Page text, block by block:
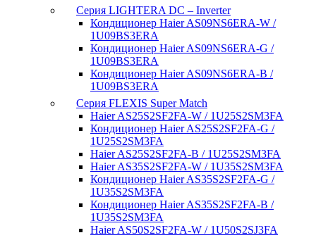
Серия LIGHTERA DC – Inverter
Кондиционер Haier AS09NS6ERA-W /
1U09BS3ERA
Кондиционер Haier AS09NS6ERA-G /
1U09BS3ERA
Кондиционер Haier AS09NS6ERA-B /
1U09BS3ERA
Серия FLEXIS Super Match
Haier AS25S2SF2FA-W / 1U25S2SM3FA
Кондиционер Haier AS25S2SF2FA-G /
1U25S2SM3FA
Haier AS25S2SF2FA-B / 1U25S2SM3FA
Haier AS35S2SF2FA-W / 1U35S2SM3FA
Кондиционер Haier AS35S2SF2FA-G /
1U35S2SM3FA
Кондиционер Haier AS35S2SF2FA-B /
1U35S2SM3FA
Haier AS50S2SF2FA-W / 1U50S2SJ3FA